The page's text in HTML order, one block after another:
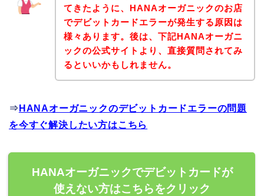
てきたように、HANAオーガニックのお店
でデビットカードエラーが発生する原因は
様々あります。後は、下記HANAオーガニ
ックの公式サイトより、直接質問されてみ
るといいかもしれません。
⇒ HANAオーガニックのデビットカードエラーの問題
を今すぐ解決したい方はこちら
HANAオーガニックでデビットカードが
使えない方はこちらをクリック